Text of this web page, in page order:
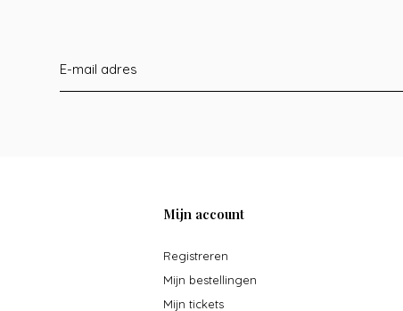
Mijn account
Registreren
Mijn bestellingen
Mijn tickets